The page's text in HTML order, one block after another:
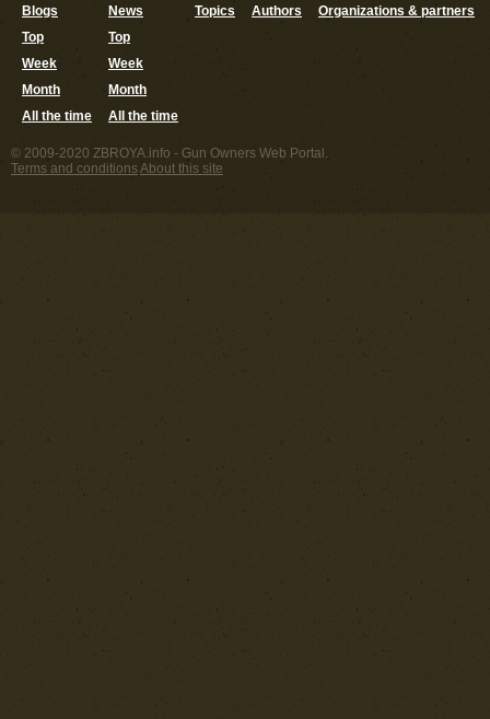
Blogs
Top
Week
Month
All the time
News
Top
Week
Month
All the time
Topics Authors Organizations & partners
© 2009-2020 ZBROYA.info - Gun Owners Web Portal.
Terms and conditionsAbout this site